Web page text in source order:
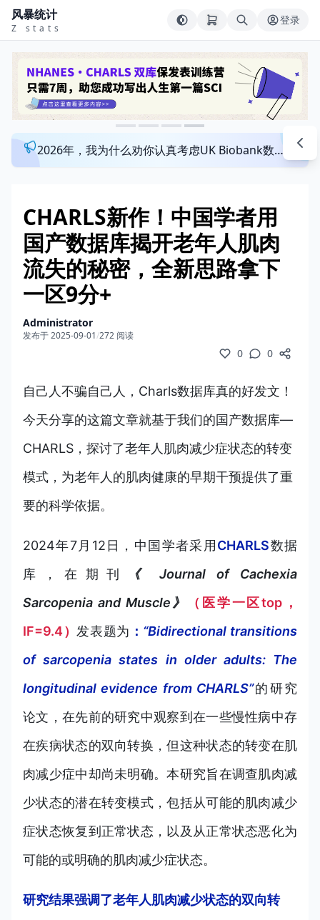
风暴统计
Z stats
登录
2026年，我为什么劝你认真考虑UK Biobank数据库？来看看这个一对一指导发文班
CHARLS新作！中国学者用
国产数据库揭开老年人肌肉
流失的秘密，全新思路拿下
一区9分+
Administrator
发布于 2025-09-01/272 阅读
0 0
自己人不骗自己人，Charls数据库真的好发文！
今天分享的这篇文章就基于我们的国产数据库—
CHARLS，探讨了老年人肌肉减少症状态的转变
模式，为老年人的肌肉健康的早期干预提供了重
要的科学依据。
2024年7月 12日，中国学者采用 CHARLS数据
库
，在 期刊
《 Journal of Cachexia
Sarcopenia and Muscle》
（医学一区top，
IF=9.4） 发表题为 ： “Bidirectional transitions
of sarcopenia states in older adults: The
longitudinal evidence from CHARLS”的研究
论文，在先前的研究中观察到在一些慢性病中存
在疾病状态的双向转换，但这种状态的转变在肌
肉减少症中却尚未明确。本研究旨在调查肌肉减
少状态的潜在转变模式，包括从可能的肌肉减少
症状态恢复到正常状态，以及从正常状态恶化为
可能的或明确的肌肉减少症状态。
研究结果强调了老年人肌肉减少状态的双向转